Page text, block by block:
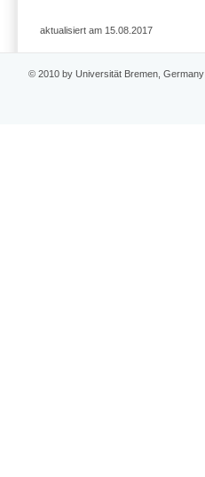
aktualisiert am 15.08.2017
© 2010 by Universität Bremen, Germany